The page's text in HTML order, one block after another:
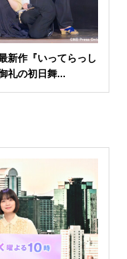
新作『いってらっし
礼の初日舞...